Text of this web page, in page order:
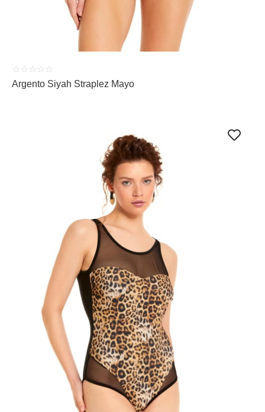
☆ ☆ ☆ ☆ ☆
Argento Siyah Straplez Mayo